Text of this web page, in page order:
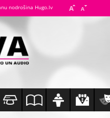
nodrošina Hugo.lv